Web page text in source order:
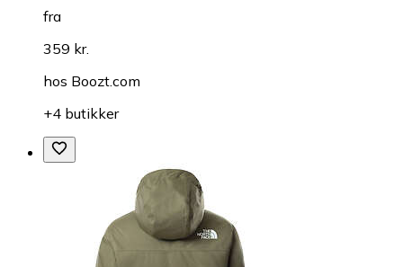
fra
359 kr.
hos Boozt.com
+4 butikker